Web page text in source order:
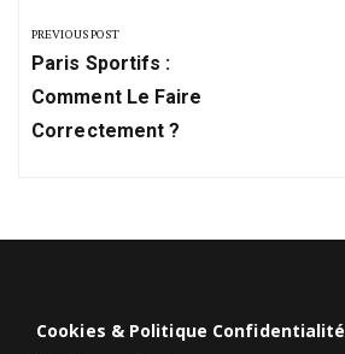
de
l’article
PREVIOUS POST
Previous
Post:
Paris Sportifs :
Comment Le Faire
Correctement ?
Cookies & Politique Confidentialité